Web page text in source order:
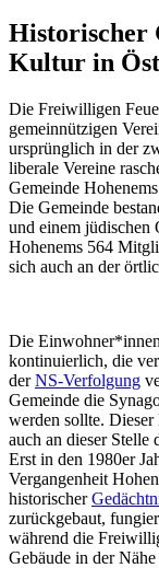
Historischer
Kultur in
Die Freiwilligen
gemeinnützigen
ursprünglich in der
liberale Vereine
Gemeinde
Die Gemeinde
und einem jüdischen
Hohenems 564
sich auch an der
Die
kontinuierlich, die
derNS-Verfolgung
Gemeinde die
werden sollte.
auch an dieser Stelle
Erst in den 1980er
Vergangenheit
historischer
zurückgebaut,
während die
Gebäude in der